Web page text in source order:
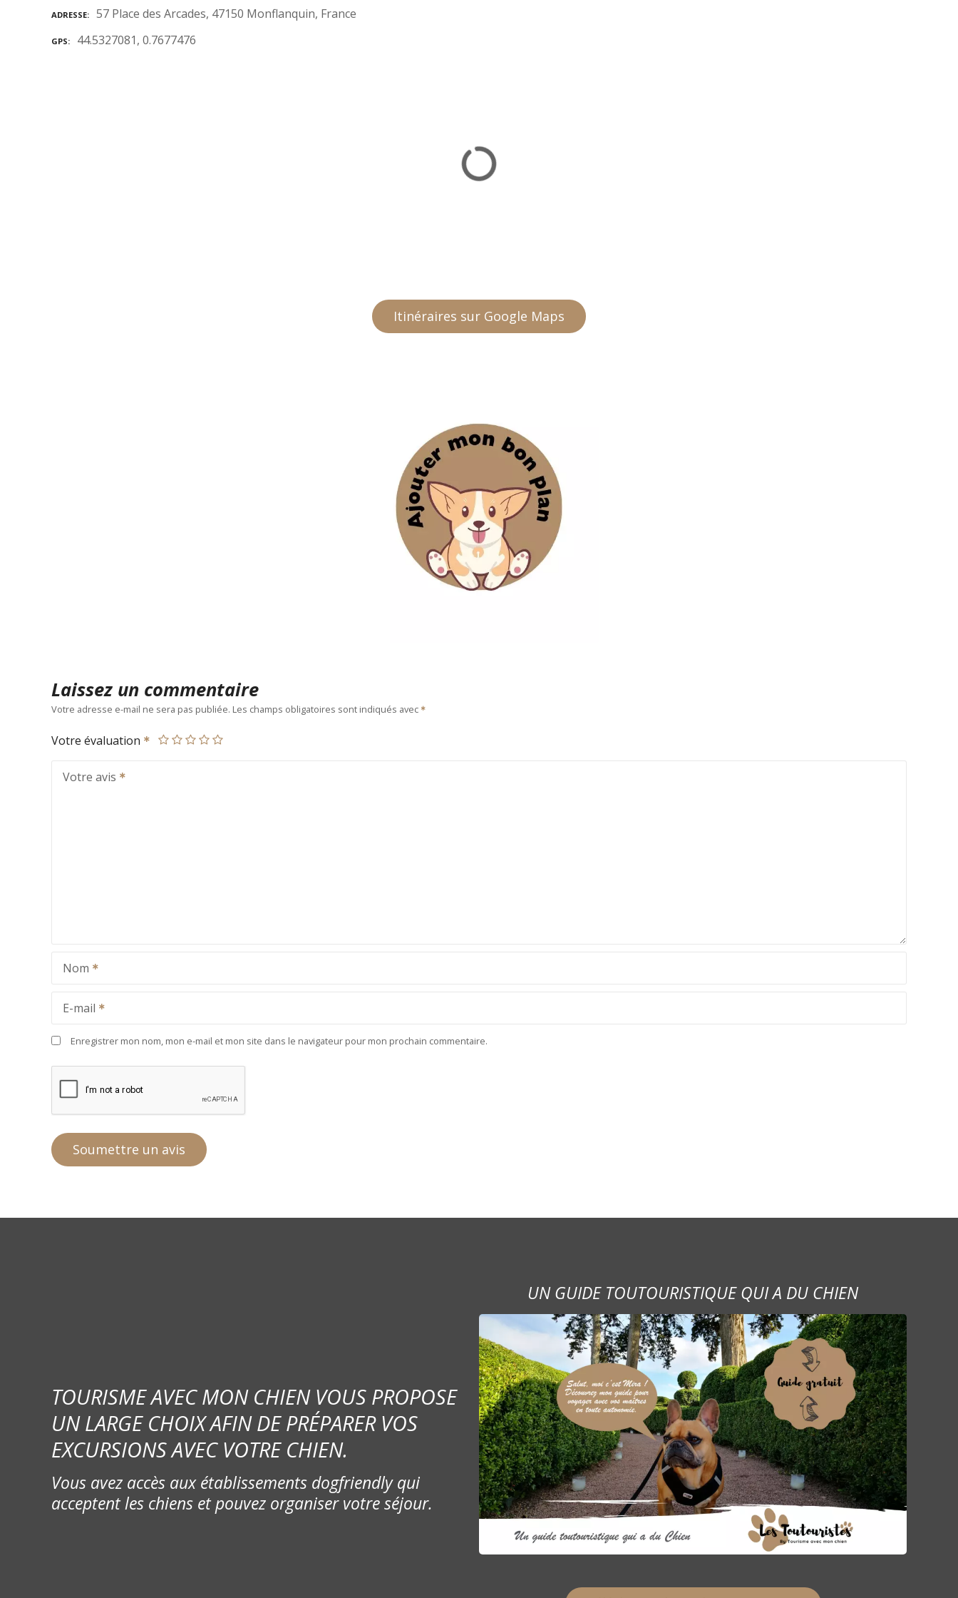
ADRESSE 57 Place des Arcades, 47150 Monflanquin, France
GPS 44.5327081, 0.7677476
Itinéraires sur Google Maps
Laissez un commentaire
Votre adresse e-mail ne sera pas publiée. Les champs obligatoires sont indiqués avec
Votre évaluation
Votre avis
Nom
E-mail
Enregistrer mon nom, mon e-mail et mon site dans le navigateur pour mon prochain commentaire.
TOURISME AVEC MON CHIEN VOUS PROPOSE
UN LARGE CHOIX AFIN DE PRÉPARER VOS
EXCURSIONS AVEC VOTRE CHIEN.
Vous avez accès aux établissements dogfriendly qui
acceptent les chiens et pouvez organiser votre séjour.
UN GUIDE TOUTOURISTIQUE QUI A DU CHIEN